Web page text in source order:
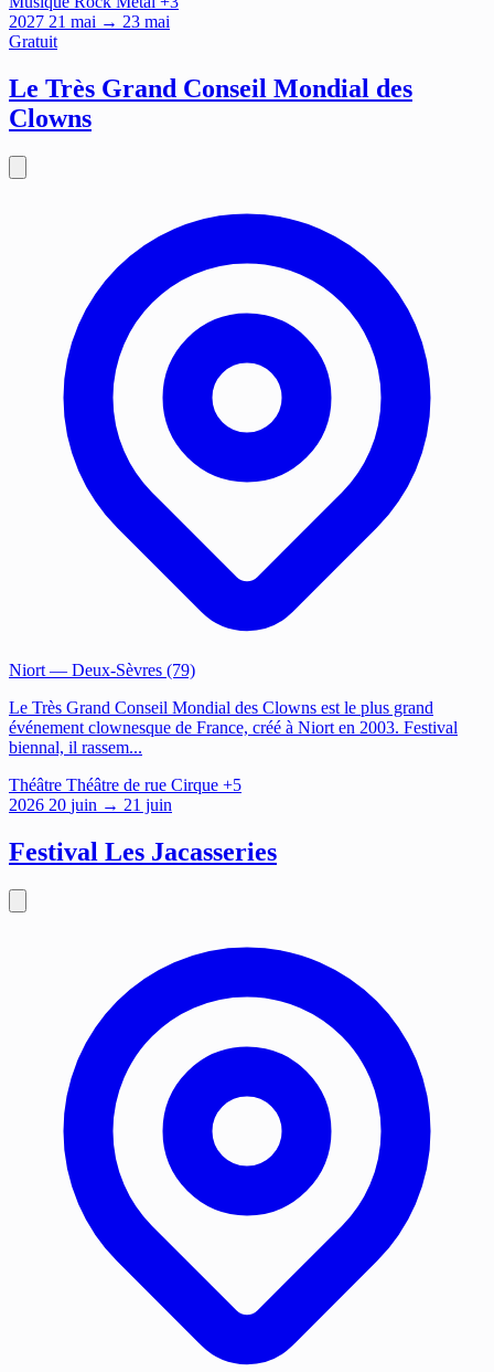
2027 21 mai → 23 mai
Gratuit
Le Très Grand Conseil Mondial des
Clowns
Niort — Deux-Sèvres (79)
Le Très Grand Conseil Mondial des Clowns est le plus grand
événement clownesque de France, créé à Niort en 2003. Festival
biennal, il rassem...
Théâtre Théâtre de rue Cirque +5
2026 20 juin → 21 juin
Festival Les Jacasseries